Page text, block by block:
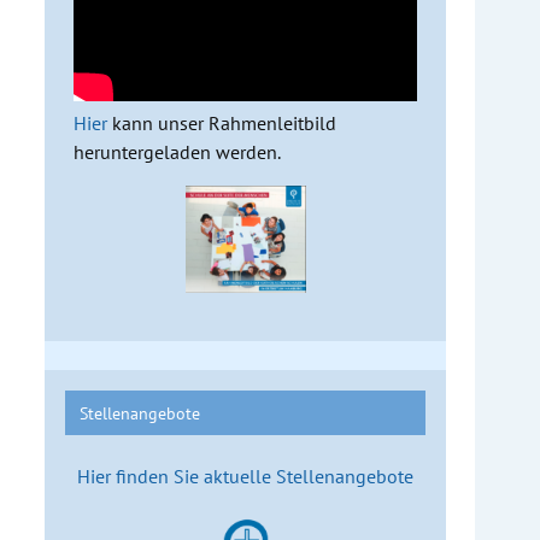
Hierkann unser Rahmenleitbild
heruntergeladen werden.
Stellenangebote
Hier finden Sie aktuelle Stellenangebote